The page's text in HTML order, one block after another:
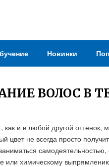
Новинки
ВОЛОС В
как и в любой другой оттенок,
цвет не всегда просто
или химическому